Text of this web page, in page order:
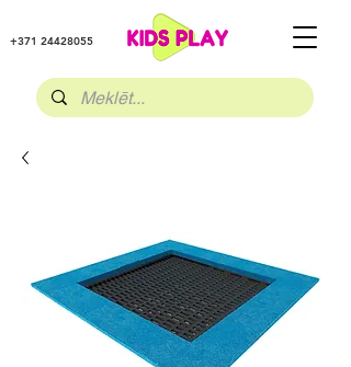
+371 24428055